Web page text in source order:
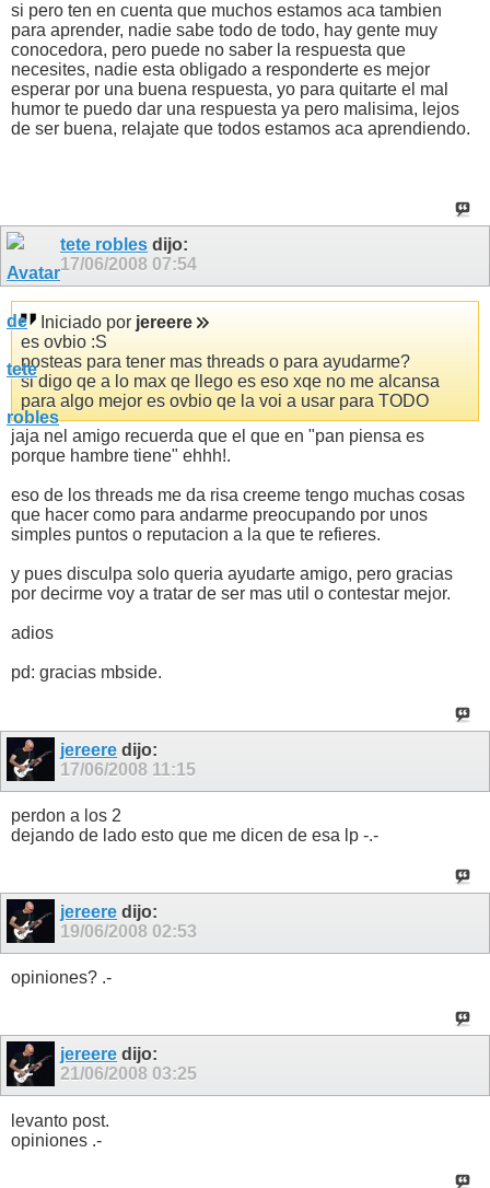
si pero ten en cuenta que muchos estamos aca tambien
para aprender, nadie sabe todo de todo, hay gente muy
conocedora, pero puede no saber la respuesta que
necesites, nadie esta obligado a responderte es mejor
esperar por una buena respuesta, yo para quitarte el mal
humor te puedo dar una respuesta ya pero malisima, lejos
de ser buena, relajate que todos estamos aca aprendiendo.
tete robles dijo:
17/06/2008 07:54
Iniciado por jereere
es ovbio :S
posteas para tener mas threads o para ayudarme?
si digo qe a lo max qe llego es eso xqe no me alcansa
para algo mejor es ovbio qe la voi a usar para TODO
jaja nel amigo recuerda que el que en "pan piensa es
porque hambre tiene" ehhh!.
eso de los threads me da risa creeme tengo muchas cosas
que hacer como para andarme preocupando por unos
simples puntos o reputacion a la que te refieres.
y pues disculpa solo queria ayudarte amigo, pero gracias
por decirme voy a tratar de ser mas util o contestar mejor.
adios
pd: gracias mbside.
jereere dijo:
17/06/2008 11:15
perdon a los 2
dejando de lado esto que me dicen de esa lp -.-
jereere dijo:
19/06/2008 02:53
opiniones? .-
jereere dijo:
21/06/2008 03:25
levanto post.
opiniones .-